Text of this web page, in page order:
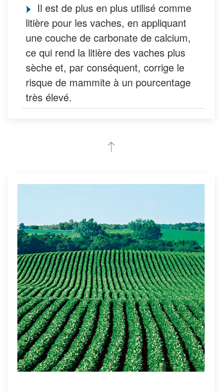
Il est de plus en plus utilisé comme
litière pour les vaches, en appliquant
une couche de carbonate de calcium,
ce qui rend la litière des vaches plus
sèche et, par conséquent, corrige le
risque de mammite à un pourcentage
très élevé.